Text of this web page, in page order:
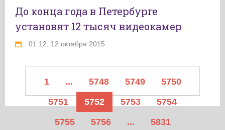
До конца года в Петербурге
установят 12 тысяч видеокамер
01:12, 12 октября 2015
1 ... 5748 5749
5750
5751
5752 5753
5754
5755
5756 ... 5831